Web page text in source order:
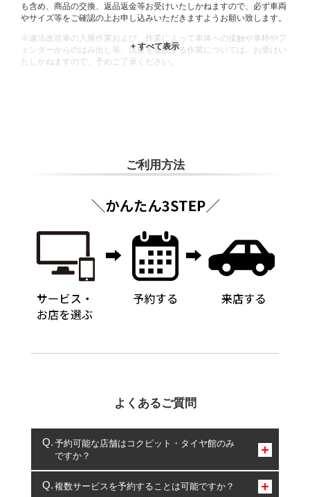
も含め、商品の交換、返品返金等お受けいたしかねますので、必ず車両
やサイズ等をご確認の上お申し込みいただきますようお願い致します。
※違法改造車の入庫作業および、作業によって車体への接触や車枠やフ
ェンダーからのはみ出し等、法規を逸脱する作業については、お受けい
たしかねますので、予めご了承ください。
ご利用方法
よくあるご質問
予約可能な店舗はコクピット・タイヤ館のみ
ですか？
コクピット・タイヤ館のみとなります。
複数サービスを予約することは可能ですか？